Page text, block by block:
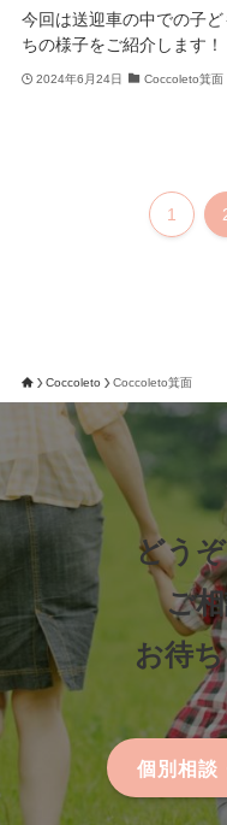
今回は送迎車の中での子ど
ちの様子をご紹介します！
2024年6月24日 Coccoleto箕面
1
Coccoleto Coccoleto箕面
どう
ご
お待
個別相談